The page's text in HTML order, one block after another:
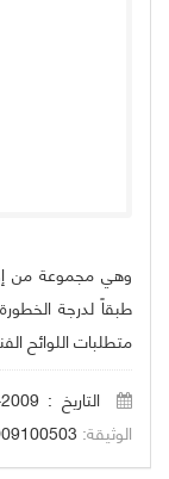
وهي مجموعة من
طبقاً لدرجة
متطلبات اللوائح
التاريخ : 2009-05-24
الوثيقة: